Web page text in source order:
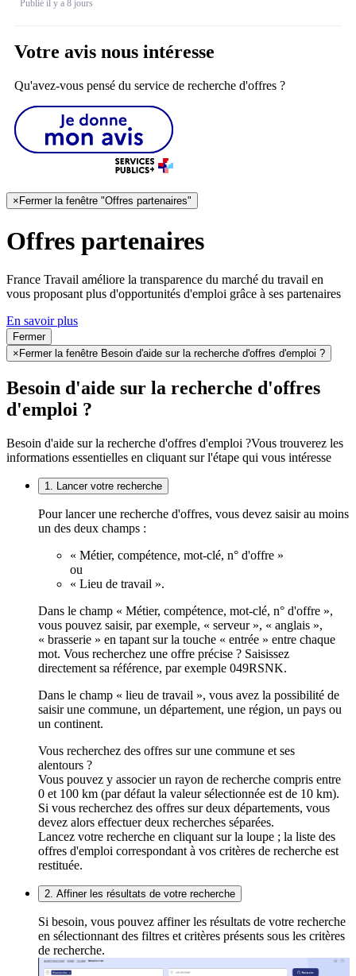
Publié il y a 8 jours
Votre avis nous intéresse
Qu'avez-vous pensé du service de recherche d'offres ?
× Fermer la fenêtre "Offres partenaires"
Offres partenaires
France Travail améliore la transparence du marché du travail en
vous proposant plus d'opportunités d'emploi grâce à ses partenaires
En savoir plus
Fermer
× Fermer la fenêtre Besoin d'aide sur la recherche d'offres d'emploi ?
Besoin d'aide sur la recherche d'offres
d'emploi ?
Besoin d'aide sur la recherche d'offres d'emploi ?Vous trouverez les
informations essentielles en cliquant sur l'étape qui vous intéresse
1. Lancer votre recherche
Pour lancer une recherche d'offres, vous devez saisir au moins
un des deux champs :
« Métier, compétence, mot-clé, n° d'offre »
ou
« Lieu de travail ».
Dans le champ « Métier, compétence, mot-clé, n° d'offre »,
vous pouvez saisir, par exemple, « serveur », « anglais »,
« brasserie » en tapant sur la touche « entrée » entre chaque
mot. Vous recherchez une offre précise ? Saisissez
directement sa référence, par exemple 049RSNK.
Dans le champ « lieu de travail », vous avez la possibilité de
saisir une commune, un département, une région, un pays ou
un continent.
Vous recherchez des offres sur une commune et ses
alentours ?
Vous pouvez y associer un rayon de recherche compris entre
0 et 100 km (par défaut la valeur sélectionnée est de 10 km).
Si vous recherchez des offres sur deux départements, vous
devez alors effectuer deux recherches séparées.
Lancez votre recherche en cliquant sur la loupe ; la liste des
offres d'emploi correspondant à vos critères de recherche est
restituée.
2. Affiner les résultats de votre recherche
Si besoin, vous pouvez affiner les résultats de votre recherche
en sélectionnant des filtres et critères présents sous les critères
de recherche.